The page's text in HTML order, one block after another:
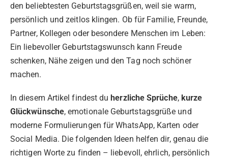
den beliebtesten Geburtstagsgrüßen, weil sie warm,
persönlich und zeitlos klingen. Ob für Familie, Freunde,
Partner, Kollegen oder besondere Menschen im Leben:
Ein liebevoller Geburtstagswunsch kann Freude
schenken, Nähe zeigen und den Tag noch schöner
machen.
In diesem Artikel findest duherzliche Sprüche, kurze
Glückwünsche, emotionale Geburtstagsgrüße und
moderne Formulierungen für WhatsApp, Karten oder
Social Media. Die folgenden Ideen helfen dir, genau die
richtigen Worte zu finden – liebevoll, ehrlich, persönlich